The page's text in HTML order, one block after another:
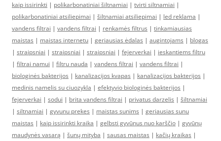
kaip issirinkti | polikarbonatiniai šiltnamiai | tvirti siltnamiai |
polikarbonatiniai atsiliepimai | šiltnamiai atsiliepimai | led reklama |
vandens filtrai | vandens filtrai | renkamės filtrus | tinkamiausias
maistas | maistas internetu | geriausias ėdalas | augintojams | blogas
| straipsniai | straipsniai | straipsniai | fejerverkai | ieskantiems filtru
| filtrai namui | filtru nauda | vandens filtrai | vandens filtrai |
biologinės bakterijos | kanalizacijos kvapas | kanalizacijos bakterijos |
medinis namelis su ciuozykla | efektyvio biologinės bakterijos |
fejerverkai | sodui | brita vandens filtrai | privatus darzelis | šiltnamiai
| siltnamiai | gyvunu prekes | maistas sunims | geriausias sunu
maistas | kaip issirinkti kraika | gelbsti gyvūnus nuo karščio | gyvūnų
maudynės vasarą | šunų mityba | sausas maistas | kačių kraikas |